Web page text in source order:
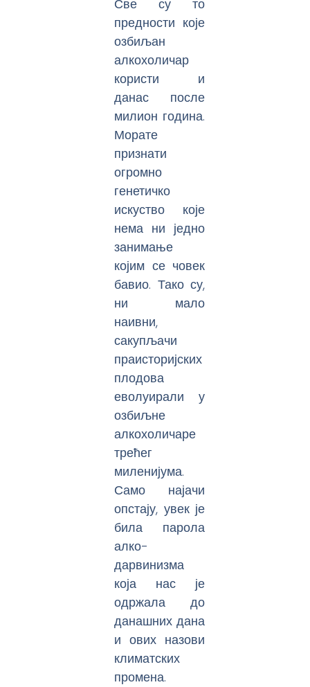
Све су то
предности које
озбиљан
алкохоличар
користи и
данас после
милион година.
Морате
признати
огромно
генетичко
искуство које
нема ни једно
занимање
којим се човек
бавио. Тако су,
ни мало
наивни,
сакупљачи
праисторијских
плодова
еволуирали у
озбиљне
алкохоличаре
трећег
миленијума.
Само најачи
опстају, увек је
била парола
алко-
дарвинизма
која нас је
одржала до
данашних дана
и ових назови
климатских
промена.